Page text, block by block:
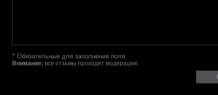
* Обязательные для заполнения поля
Внимание: все отзывы проходят модерацию.